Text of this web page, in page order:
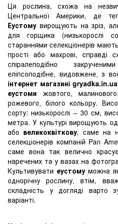
Ця рослина, схожа на
Центральної Америки, де
Еустому вирощують на зріз,
для горщика (низькорослі
стараннями селекціонерів
прості або махрові, справді
спіралеподібно
еліпсоподібне, видовжене, з
інтернет магазині gryadka.in.ua
еустоми жовтого,
рожевого, білого кольору.
сорту: низькорослі – 30 см,
метра. У культурі вирощують
або великоквіткову, саме на
селекціонерів компаній Pan
саме вона так велично
наречених та у вазах на
Культивувати еустомуможна як
однорічну рослину, втім,
складність у догляді варто
варіанті.